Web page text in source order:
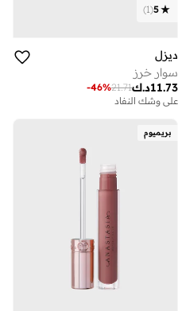
5
(
1
)
ديزل
سوار خرز
د.ك11.73
21.71
-46%
على وشك النفاد
بريميوم